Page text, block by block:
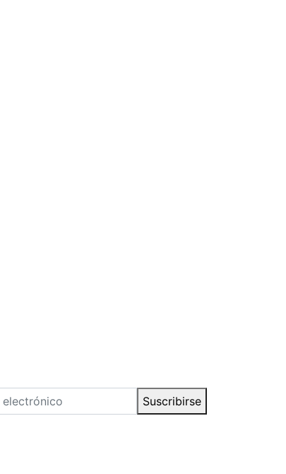
Suscribirse